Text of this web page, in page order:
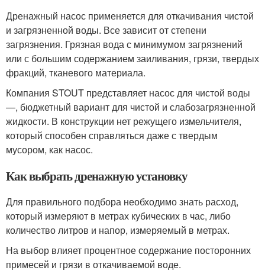
Дренажный насос применяется для откачивания чистой
и загрязненной воды. Все зависит от степени
загрязнения. Грязная вода с минимумом загрязнений
или с большим содержанием заиливания, грязи, твердых
фракций, тканевого материала.
Компания STOUT представляет насос для чистой воды
—, бюджетный вариант для чистой и слабозагрязненной
жидкости. В конструкции нет режущего измельчителя,
который способен справляться даже с твердым
мусором, как насос.
Как выбрать дренажную установку
Для правильного подбора необходимо знать расход,
который измеряют в метрах кубических в час, либо
количество литров и напор, измеряемый в метрах.
На выбор влияет процентное содержание посторонних
примесей и грязи в откачиваемой воде.